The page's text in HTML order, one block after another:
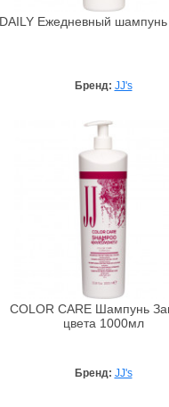
DAILY Ежедневный
Бренд: JJ's
COLOR CARE Шампунь
цвета 1000мл
Бренд: JJ's